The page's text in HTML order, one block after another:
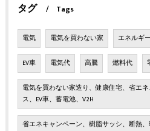
タグ Tags
電気 電気を買わない家 エネルギ
EV車 電気代 高騰 燃料代
電気を買わない家造り、健康住宅、省エ
ス、EV車、蓄電池、V2H
省エネキャンペーン、樹脂サッシ、断熱、